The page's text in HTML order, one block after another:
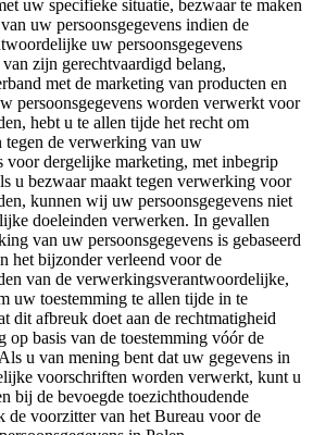
uw specifieke situatie, bezwaar te maken
uw persoonsgegevens indien de
uw persoonsgegevens
zijn gerechtvaardigd belang,
met de marketing van producten en
persoonsgegevens worden verwerkt voor
hebt u te allen tijde het recht om
tegen de verwerking van uw
voor dergelijke marketing, met inbegrip
u bezwaar maakt tegen verwerking voor
kunnen wij uw persoonsgegevens niet
doeleinden verwerken. In gevallen
van uw persoonsgegevens is gebaseerd
het bijzonder verleend voor de
van de verwerkingsverantwoordelijke,
uw toestemming te allen tijde in te
dit afbreuk doet aan de rechtmatigheid
op basis van de toestemming vóór de
u van mening bent dat uw gegevens in
voorschriften worden verwerkt, kunt u
bij de bevoegde toezichthoudende
de voorzitter van het Bureau voor de